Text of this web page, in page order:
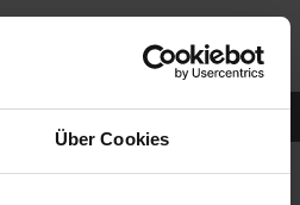
Über Cookies
in der Nähe suchen.